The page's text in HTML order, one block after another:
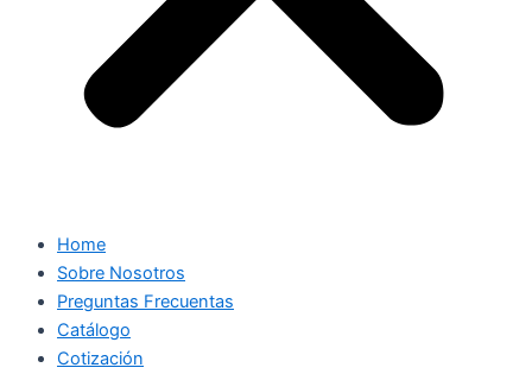
Home
Sobre Nosotros
Preguntas Frecuentas
Catálogo
Cotización